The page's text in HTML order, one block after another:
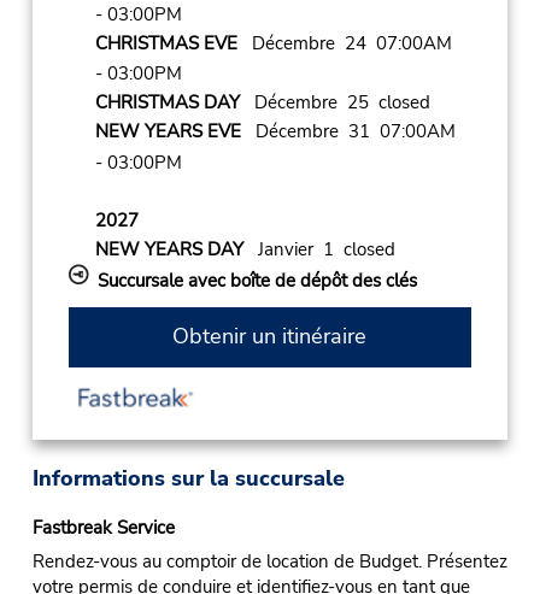
- 03:00PM
CHRISTMAS EVEDécembre 24 07:00AM
- 03:00PM
CHRISTMAS DAYDécembre 25 closed
NEW YEARS EVEDécembre 31 07:00AM
- 03:00PM
2027
NEW YEARS DAYJanvier 1 closed
Succursale avec boîte de dépôt des clés
Obtenir un itinéraire
Informations sur la succursale
Fastbreak Service
Rendez-vous au comptoir de location de Budget. Présentez
votre permis de conduire et identifiez-vous en tant que